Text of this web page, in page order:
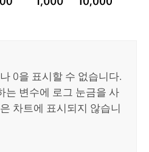
0을 표시할 수 없습니다.
는 변수에 로그 눈금을 사
차트에 표시되지 않습니